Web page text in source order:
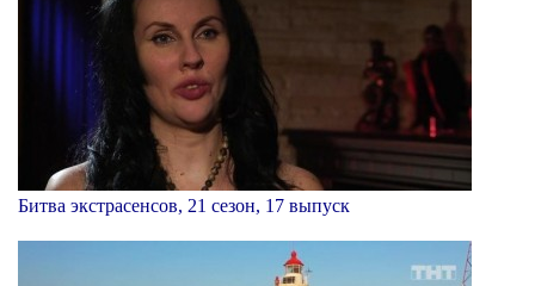
Битва экстрасенсов, 21 сезон, 17 выпуск